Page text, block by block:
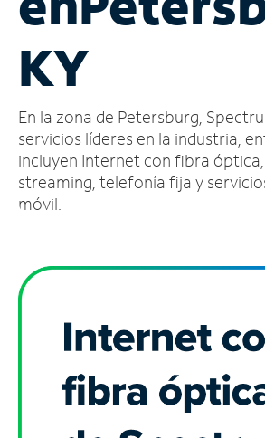
cuenta
Encuentra
tienda
KY
En la zona de Petersburg,
servicios líderes en la industria,
incluyen Internet con fibra
streaming, telefonía fija y
móvil.